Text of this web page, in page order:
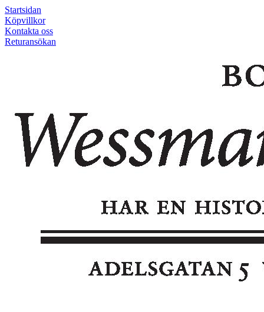
Startsidan
Köpvillkor
Kontakta oss
Returansökan